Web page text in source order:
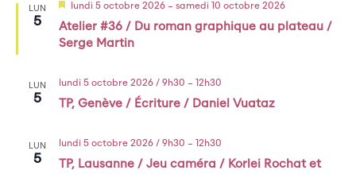
LUN
5
Atelier #36 / Du roman graphique au plateau /
Serge Martin
Mis
avant
lundi 5 octobre 2026– samedi 10 octobre 2026
LUN
5 TP, Genève / Écriture / Daniel Vuataz
lundi 5 octobre 2026 / 9h30 – 12h30
LUN
5
TP, Lausanne / Jeu caméra / Korlei Rochat et
lundi 5 octobre 2026 / 9h30 – 12h30